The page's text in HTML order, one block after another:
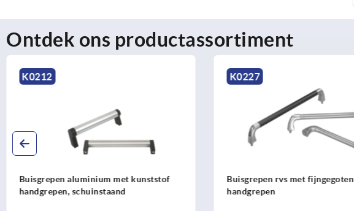
Ontdek ons productassortiment
K0212
Buisgrepen aluminium met kunststof
handgrepen, schuinstaand
K0227
Buisgrepen rvs met fijngegoten
handgrepen